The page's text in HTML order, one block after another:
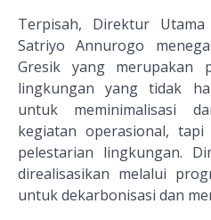
Terpisah, Direktur
Satriyo Annurogo
Gresik yang merupakan
lingkungan yang tidak
untuk meminimalisasi
kegiatan operasional,
pelestarian lingkungan.
direalisasikan melalui
untuk dekarbonisasi dan